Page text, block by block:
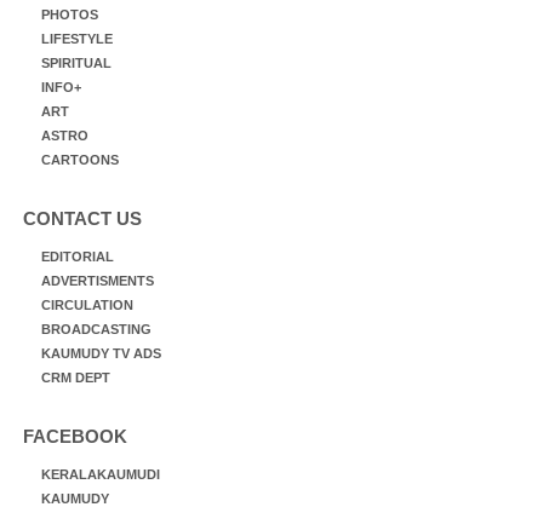
PHOTOS
LIFESTYLE
SPIRITUAL
INFO+
ART
ASTRO
CARTOONS
CONTACT US
EDITORIAL
ADVERTISMENTS
CIRCULATION
BROADCASTING
KAUMUDY TV ADS
CRM DEPT
FACEBOOK
KERALAKAUMUDI
KAUMUDY